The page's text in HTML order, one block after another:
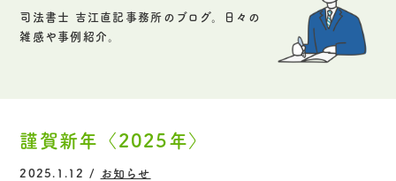
司法書士 吉江直記事務所のブログ。日々の
雑感や事例紹介。
謹賀新年〈2025年〉
2025.1.12 / お知らせ